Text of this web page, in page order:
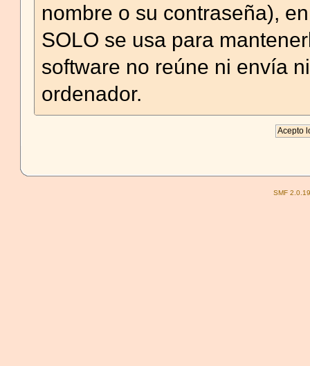
nombre o su contraseña),
SOLO se usa para
software no reúne ni envía
ordenador.
SMF 2.0.19